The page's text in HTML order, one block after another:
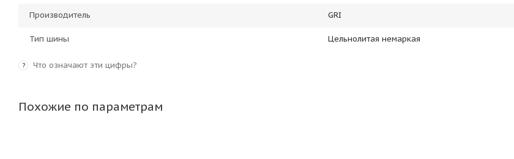
Производитель GRI
Тип шины Цельнолитая немаркая
? Что означают эти цифры?
Похожие по параметрам